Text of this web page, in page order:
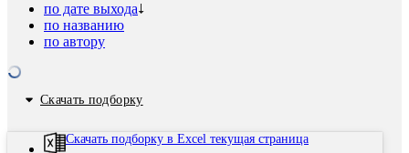
по дате выхода
по названию
по автору
Скачать подборку
Скачать подборку в Excel текущая страница